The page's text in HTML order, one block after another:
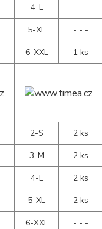
4-L
- - -
5-XL
- - -
6-XXL
1 ks
2-S
2 ks
3-M
2 ks
4-L
2 ks
5-XL
2 ks
6-XXL
- - -